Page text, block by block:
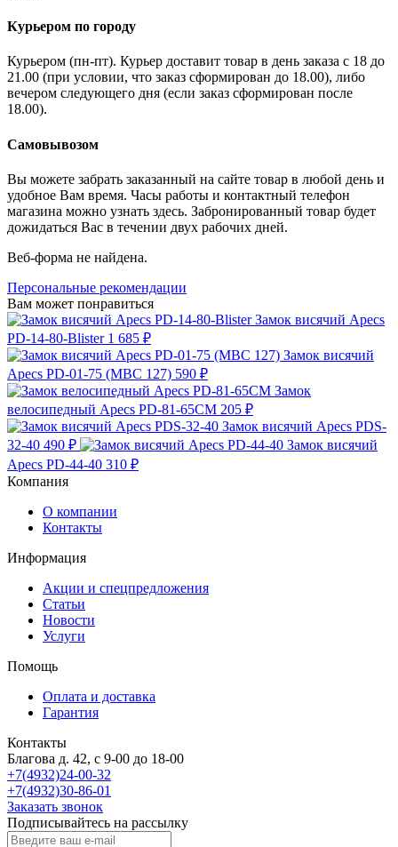
Курьером по городу
Курьером (пн-пт). Курьер доставит товар в день заказа с 18 до
21.00 (при условии, что заказ сформирован до 18.00), либо
вечером следующего дня (если заказ сформирован после
18.00).
Самовывозом
Вы можете забрать заказанный на сайте товар в любой день и
удобное Вам время. Часы работы и контактный телефон
магазина можно узнать здесь. Забронированный товар будет
дожидаться Вас в течении двух рабочих дней.
Веб-форма не найдена.
Персональные рекомендации
Вам может понравиться
Замок висячий Apecs
PD-14-80-Blister 1 685 ₽
Замок висячий
Apecs PD-01-75 (МВС 127) 590 ₽
Замок
велосипедный Apecs PD-81-65CM 205 ₽
Замок висячий Apecs PDS-
32-40 490 ₽
Замок висячий
Apecs PD-44-40 310 ₽
Компания
О компании
Контакты
Информация
Акции и спецпредложения
Статьи
Новости
Услуги
Помощь
Оплата и доставка
Гарантия
Контакты
Благова д. 42, с 9-00 до 18-00
+7(4932)24-00-32
+7(4932)30-86-01
Заказать звонок
Подписывайтесь на рассылку